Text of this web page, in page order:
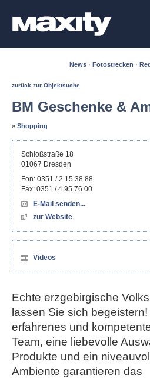
News · Fotostrecken ·
zurück zur Objektsuche
BM Geschenke &
» Shopping
Schloßstraße 18
01067 Dresden
Fon: 0351 / 2 15 38 88
Fax: 0351 / 4 95 76 00
E-Mail senden...
zur Website
Videos
Echte erzgebirgische
lassen Sie sich begeistern!
erfahrenes und
Team, eine liebevolle
Produkte und ein
Ambiente garantieren das